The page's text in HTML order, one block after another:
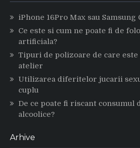
iPhone 16Pro Max sau Samsung
Ce este si cum ne poate fi de
artificiala?
Tipuri de polizoare de care
atelier
Utilizarea diferitelor jucarii
cuplu
De ce poate fi riscant consumul
alcoolice?
Arhive